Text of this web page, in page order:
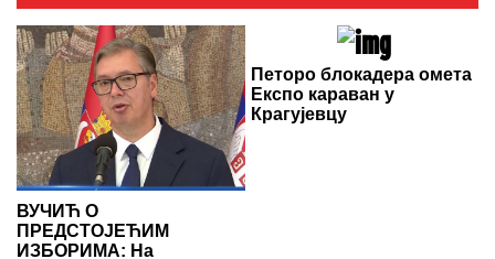
ВУЧИЋ О
ПРЕДСТОЈЕЋИМ
ИЗБОРИМА: На
Петоро блокадера омета
Експо караван у
Крагујевцу